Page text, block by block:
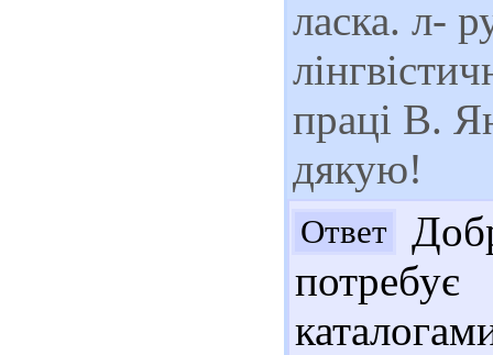
ласка. л-
праці В.
дякую!
Ответ